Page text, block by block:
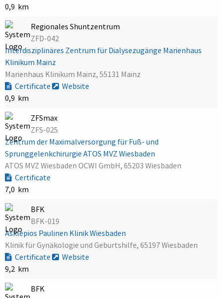
0,9 km
Regionales Shuntzentrum
ZFD-042
Interdisziplinäres Zentrum für Dialysezugänge Marienhaus
Klinikum Mainz
Marienhaus Klinikum Mainz, 55131 Mainz
Certificate
Website
0,9 km
ZFSmax
ZFS-025
Zentrum der Maximalversorgung für Fuß- und
Sprunggelenkchirurgie ATOS MVZ Wiesbaden
ATOS MVZ Wiesbaden OCWI GmbH, 65203 Wiesbaden
Certificate
7,0 km
BFK
BFK-019
Asklepios Paulinen Klinik Wiesbaden
Klinik für Gynäkologie und Geburtshilfe, 65197 Wiesbaden
Certificate
Website
9,2 km
BFK